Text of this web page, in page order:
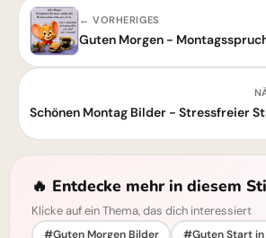
← VORHERIGES
🔥 Entdecke mehr in diesem
Klicke auf ein Thema, das dich interessiert
#Guten Morgen Bilder
#Guten Start in